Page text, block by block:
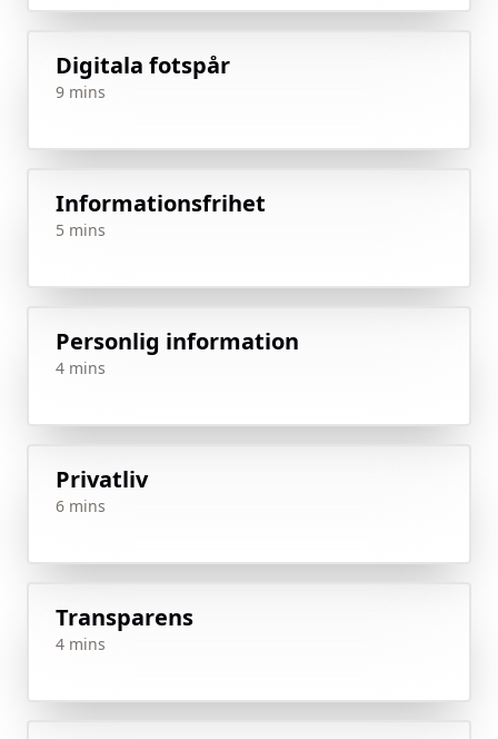
Digitala fotspår
9 mins
Informationsfrihet
5 mins
Personlig information
4 mins
Privatliv
6 mins
Transparens
4 mins